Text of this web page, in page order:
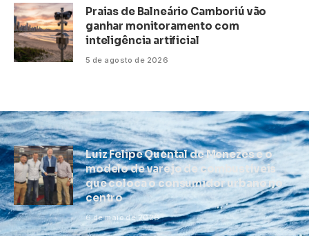
Praias de Balneário Camboriú vão
ganhar monitoramento com
inteligência artificial
5 de agosto de 2026
Luiz Felipe Quental de Menezes e o
modelo de varejo de combustíveis
que coloca o consumidor urbano no
centro
6 de maio de 2026